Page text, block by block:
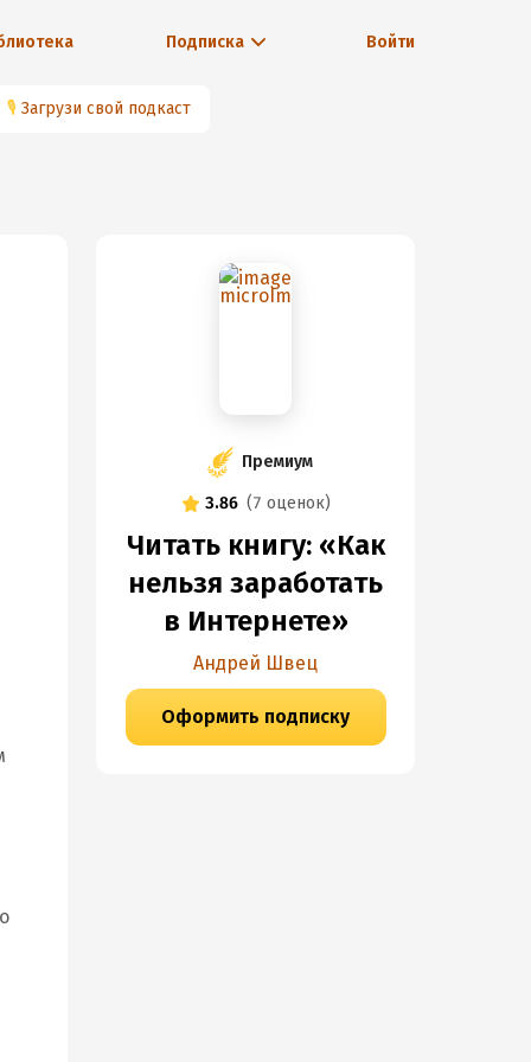
Подписка Войти
🎙 Загрузи свой подкаст
Премиум
3.86 (7 оценок)
Читать книгу: «Как
нельзя заработать
в Интернете»
Андрей Швец
Оформить подписку